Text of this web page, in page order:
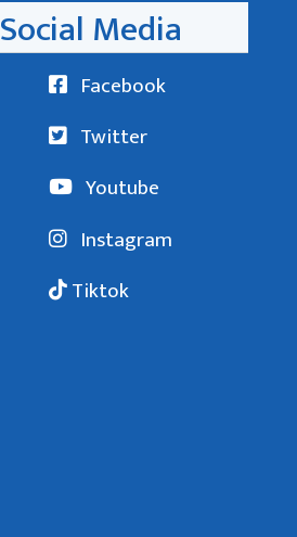
Social Media
Facebook
Twitter
Youtube
Instagram
Tiktok